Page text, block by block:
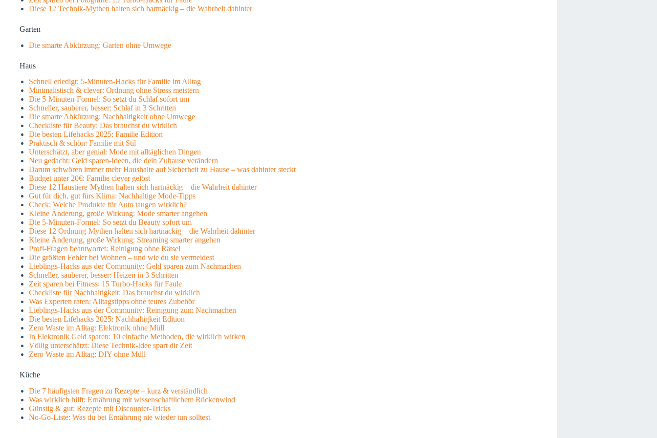
Diese 12 Technik-Mythen halten sich hartnäckig – die Wahrheit dahinter
Garten
Die smarte Abkürzung: Garten ohne Umwege
Haus
Schnell erledigt: 5-Minuten-Hacks für Familie im Alltag
Minimalistisch & clever: Ordnung ohne Stress meistern
Die 5-Minuten-Formel: So setzt du Schlaf sofort um
Schneller, sauberer, besser: Schlaf in 3 Schritten
Die smarte Abkürzung: Nachhaltigkeit ohne Umwege
Checkliste für Beauty: Das brauchst du wirklich
Die besten Lifehacks 2025: Familie Edition
Praktisch & schön: Familie mit Stil
Unterschätzt, aber genial: Mode mit alltäglichen Dingen
Neu gedacht: Geld sparen-Ideen, die dein Zuhause verändern
Darum schwören immer mehr Haushalte auf Sicherheit zu Hause – was dahinter steckt
Budget unter 20€: Familie clever gelöst
Diese 12 Haustiere-Mythen halten sich hartnäckig – die Wahrheit dahinter
Gut für dich, gut fürs Klima: Nachhaltige Mode-Tipps
Check: Welche Produkte für Auto taugen wirklich?
Kleine Änderung, große Wirkung: Mode smarter angehen
Die 5-Minuten-Formel: So setzt du Beauty sofort um
Diese 12 Ordnung-Mythen halten sich hartnäckig – die Wahrheit dahinter
Kleine Änderung, große Wirkung: Streaming smarter angehen
Profi-Fragen beantwortet: Reinigung ohne Rätsel
Die größten Fehler bei Wohnen – und wie du sie vermeidest
Lieblings-Hacks aus der Community: Geld sparen zum Nachmachen
Schneller, sauberer, besser: Heizen in 3 Schritten
Zeit sparen bei Fitness: 15 Turbo-Hacks für Faule
Checkliste für Nachhaltigkeit: Das brauchst du wirklich
Was Experten raten: Alltagstipps ohne teures Zubehör
Lieblings-Hacks aus der Community: Reinigung zum Nachmachen
Die besten Lifehacks 2025: Nachhaltigkeit Edition
Zero Waste im Alltag: Elektronik ohne Müll
In Elektronik Geld sparen: 10 einfache Methoden, die wirklich wirken
Völlig unterschätzt: Diese Technik-Idee spart dir Zeit
Zero Waste im Alltag: DIY ohne Müll
Küche
Die 7 häufigsten Fragen zu Rezepte – kurz & verständlich
Was wirklich hilft: Ernährung mit wissenschaftlichem Rückenwind
Günstig & gut: Rezepte mit Discounter-Tricks
No-Go-Liste: Was du bei Ernährung nie wieder tun solltest